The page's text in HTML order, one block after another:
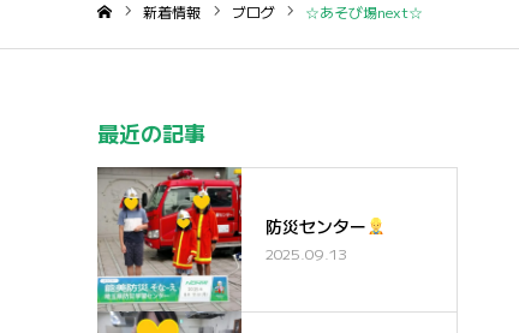
新着情報 ブログ ☆あそび場next☆
最近の記事
防災センター
2025.09.13